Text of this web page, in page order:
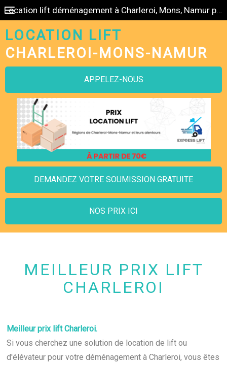
Location lift déménagement à Charleroi, Mons, Namur pas cher
LOCATION LIFT
CHARLEROI-MONS-NAMUR
APPELEZ-NOUS
DEMANDEZ VOTRE SOUMISSION GRATUITE
NOS PRIX ICI
MEILLEUR PRIX LIFT
CHARLEROI
Meilleur prix lift Charleroi.
Si vous cherchez une solution de location de lift ou
d'élévateur pour votre déménagement à Charleroi, vous êtes